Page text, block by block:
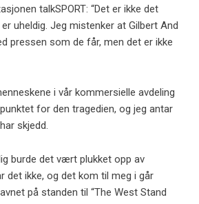
talkSPORT: “Det er ikke det
uheldig. Jeg mistenker at Gilbert And
pressen som de får, men det er ikke
i vår kommersielle avdeling
for den tragedien, og jeg antar
skjedd.
burde det vært plukket opp av
det ikke, og det kom til meg i går
på standen til “The West Stand